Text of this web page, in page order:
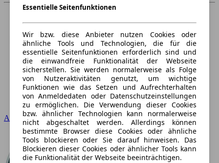
Audi
Essentielle Seitenfunktionen
Wir bzw. diese Anbieter nutzen Cookies oder
ähnliche Tools und Technologien, die für die
essentielle Seitenfunktionen erforderlich sind und
die einwandfreie Funktionalität der Webseite
sicherstellen. Sie werden normalerweise als Folge
von Nutzeraktivitäten genutzt, um wichtige
Funktionen wie das Setzen und Aufrechterhalten
von Anmeldedaten oder Datenschutzeinstellungen
zu ermöglichen. Die Verwendung dieser Cookies
bzw. ähnlicher Technologien kann normalerweise
nicht abgeschaltet werden. Allerdings können
bestimmte Browser diese Cookies oder ähnliche
Tools blockieren oder Sie darauf hinweisen. Das
Blockieren dieser Cookies oder ähnlicher Tools kann
die Funktionalität der Webseite beeinträchtigen.